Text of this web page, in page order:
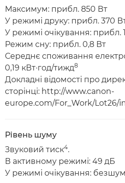
Максимум: прибл. 850 Вт
У режимі друку: прибл. 370
У режимі очікування: прибл.
Режим сну: прибл. 0,8 Вт
Середнє споживання
0,19 кВт·год/тижд8
Докладні відомості про
сторінці: http://www.canon-
europe.com/For_Work/Lot26/
Рівень шуму
Звуковий тиск4.
В активному режимі: 49 дБ
У режимі очікування: